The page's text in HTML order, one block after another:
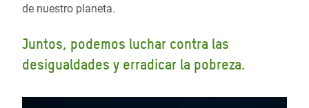
de nuestro planeta.
Juntos, podemos luchar contra las
desigualdades y erradicar la pobreza.